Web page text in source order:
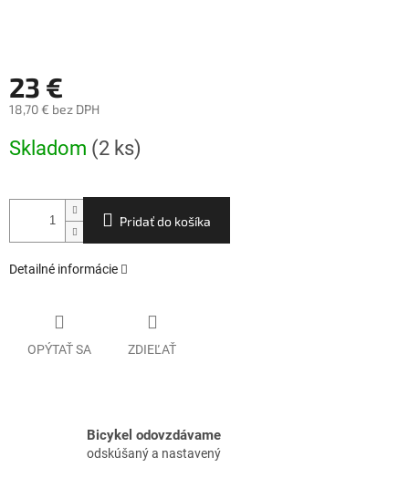
23 €
18,70 € bez DPH
cena:
Skladom (2 ks)
Pridať do košíka
Detailné informácie
OPÝTAŤ SA ZDIEĽAŤ
Bicykel odovzdávame
odskúšaný a nastavený